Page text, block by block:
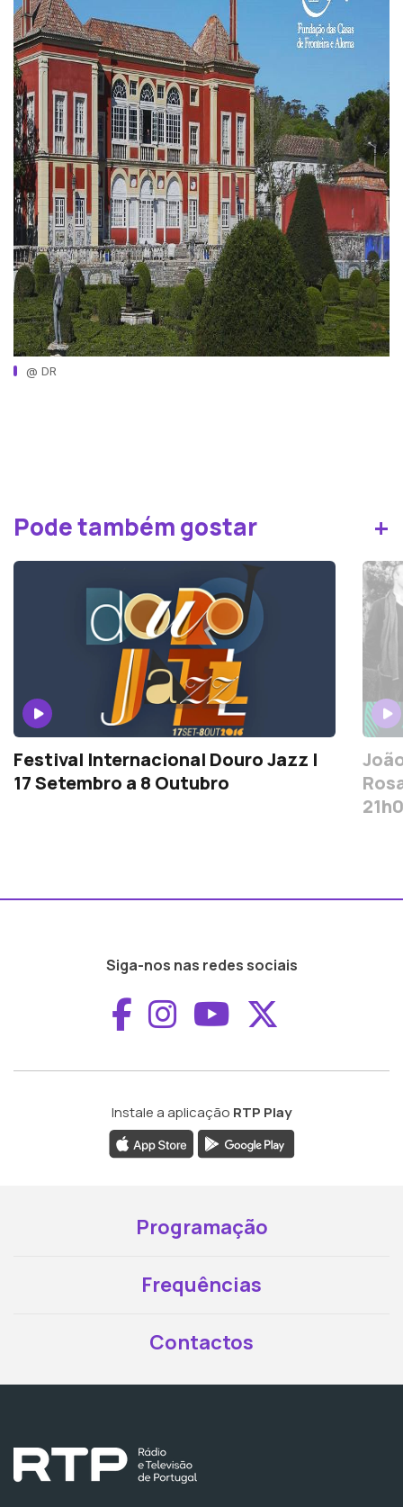
@ DR
Pode também gostar +
Festival Internacional Douro Jazz |
17 Setembro a 8 Outubro
Siga-nos nas redes sociais
Aceder ao
Aceder ao
Aceder ao
Instale a aplicação RTP Play
Programação
Frequências
Contactos